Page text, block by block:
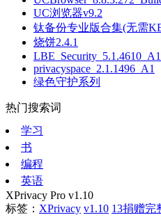
UC浏览器v9.2
钛备份专业版合集(无需
烧饼2.4.1
LBE_Security_5.1.4610_A1
privacyspace_2.1.1496_A1
绿色守护系列
热门搜索词
学习
书
编程
英语
XPrivacy Pro v1.10
标签： XPrivacy v1.10 13捐赠完